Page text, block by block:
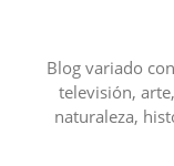
contenidoBlog variado
televisión,
naturaleza,